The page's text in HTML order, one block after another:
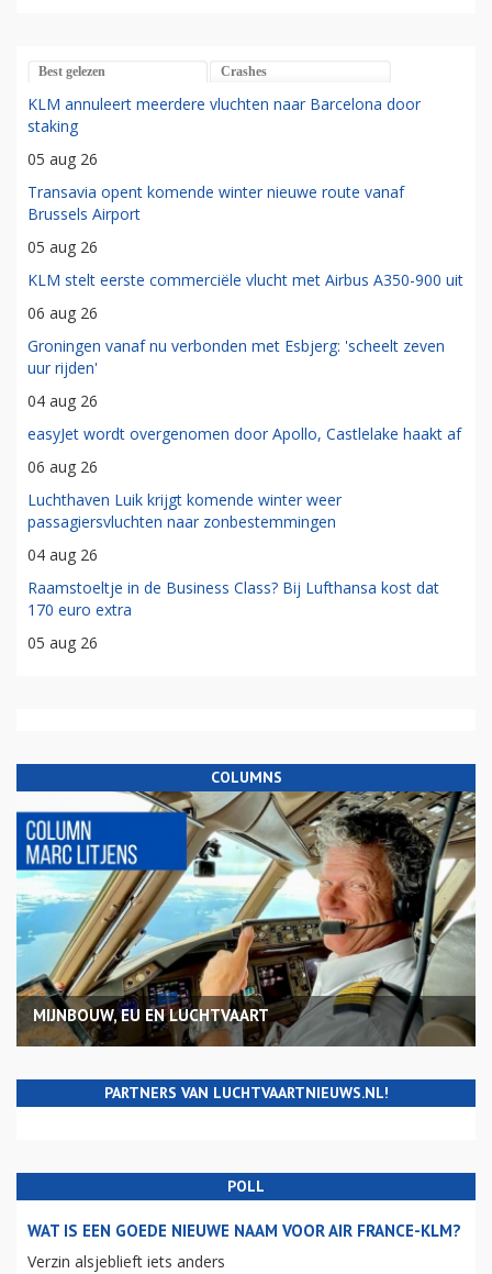
Best gelezen Crashes
KLM annuleert meerdere vluchten naar Barcelona door
staking
05 aug 26
Transavia opent komende winter nieuwe route vanaf
Brussels Airport
05 aug 26
KLM stelt eerste commerciële vlucht met Airbus A350-900 uit
06 aug 26
Groningen vanaf nu verbonden met Esbjerg: 'scheelt zeven
uur rijden'
04 aug 26
easyJet wordt overgenomen door Apollo, Castlelake haakt af
06 aug 26
Luchthaven Luik krijgt komende winter weer
passagiersvluchten naar zonbestemmingen
04 aug 26
Raamstoeltje in de Business Class? Bij Lufthansa kost dat
170 euro extra
05 aug 26
COLUMNS
MIJNBOUW, EU EN LUCHTVAART
PARTNERS VAN LUCHTVAARTNIEUWS.NL!
POLL
WAT IS EEN GOEDE NIEUWE NAAM VOOR AIR FRANCE-KLM?
Verzin alsjeblieft iets anders